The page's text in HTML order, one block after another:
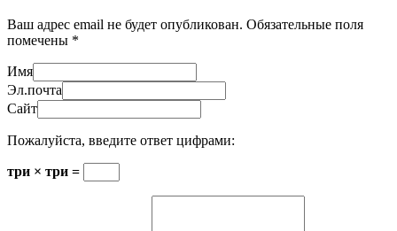
Ваш адрес email не будет опубликован. Обязательные поля
помечены *
Имя
Эл.почта
Сайт
Пожалуйста, введите ответ цифрами:
три × три =